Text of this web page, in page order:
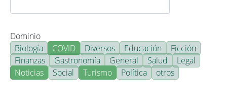
Dominio
Biología
COVID Diversos Educación
Ficción
Finanzas
Gastronomía General Salud
Legal
Noticias
Social Turismo Política otros